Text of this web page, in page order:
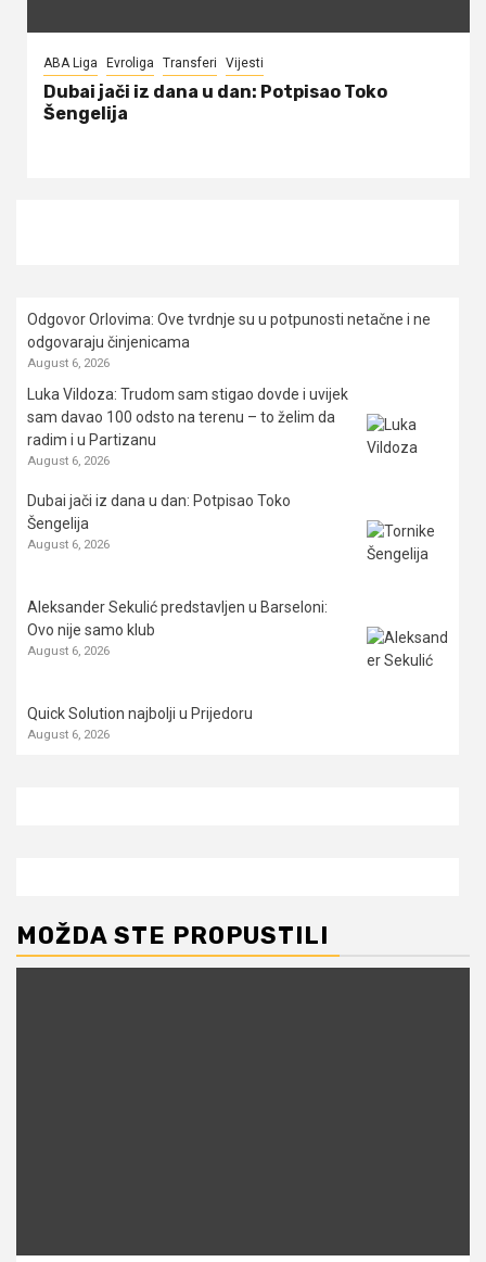
ABA Liga Evroliga Transferi Vijesti
Dubai jači iz dana u dan: Potpisao Toko
Šengelija
Odgovor Orlovima: ​Ove tvrdnje su u potpunosti netačne i ne
odgovaraju činjenicama
August 6, 2026
Luka Vildoza: Trudom sam stigao dovde i uvijek
sam davao 100 odsto na terenu – to želim da
radim i u Partizanu
August 6, 2026
Dubai jači iz dana u dan: Potpisao Toko
Šengelija
August 6, 2026
Aleksander Sekulić predstavljen u Barseloni:
Ovo nije samo klub
August 6, 2026
Quick Solution najbolji u Prijedoru
August 6, 2026
MOŽDA STE PROPUSTILI